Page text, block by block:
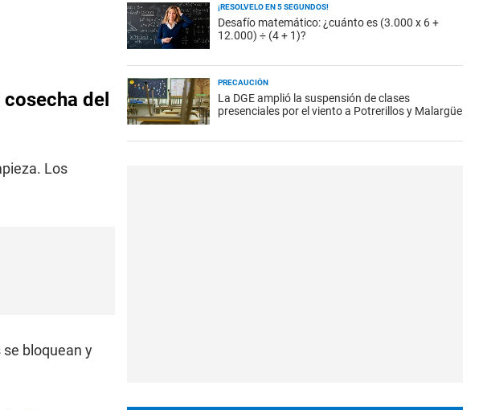
del
Los
bloquean y
¡RESOLVELO EN 5 SEGUNDOS!
Desafío matemático: ¿cuánto es (3.000 x 6 +
12.000) ÷ (4 + 1)?
PRECAUCIÓN
La DGE amplió la suspensión de clases
presenciales por el viento a Potrerillos y Malargüe